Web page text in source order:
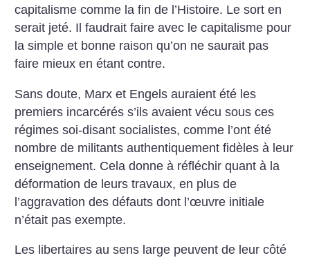
capitalisme comme la fin de l’Histoire. Le sort en
serait jeté. Il faudrait faire avec le capitalisme pour
la simple et bonne raison qu’on ne saurait pas
faire mieux en étant contre.
Sans doute, Marx et Engels auraient été les
premiers incarcérés s’ils avaient vécu sous ces
régimes soi-disant socialistes, comme l’ont été
nombre de militants authentiquement fidèles à leur
enseignement. Cela donne à réfléchir quant à la
déformation de leurs travaux, en plus de
l’aggravation des défauts dont l’œuvre initiale
n’était pas exempte.
Les libertaires au sens large peuvent de leur côté